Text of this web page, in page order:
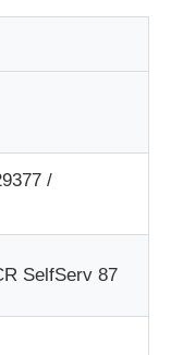
/
SelfServ 87